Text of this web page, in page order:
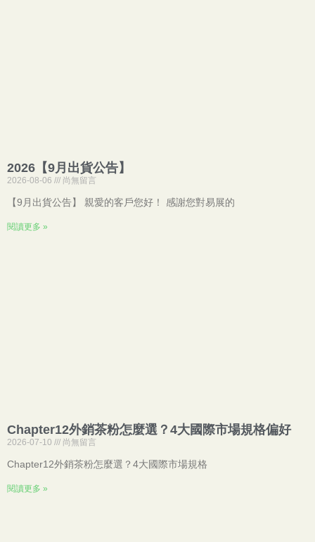
2026【9月出貨公告】
2026-08-06 尚無留言
【9月出貨公告】 親愛的客戶您好！ 感謝您對易展的
閱讀更多 »
Chapter12外銷茶粉怎麼選？4大國際市場規格偏好
2026-07-10 尚無留言
Chapter12外銷茶粉怎麼選？4大國際市場規格
閱讀更多 »